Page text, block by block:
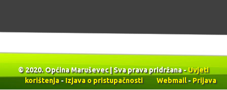
© 2020. Općina Maruševec | Sva prava pridržana -Uvjeti
korištenja-Izjava o pristupačnosti Webmail-Prijava